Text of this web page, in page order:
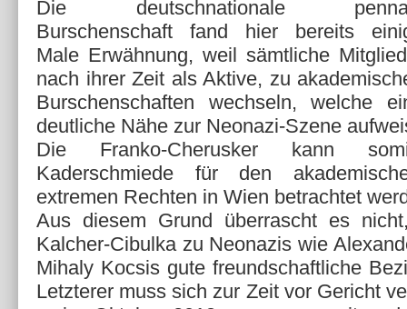
Die deutschnationale
Burschenschaft fand hier bereits
Male Erwähnung, weil sämtliche
nach ihrer Zeit als Aktive, zu
Burschenschaften wechseln, welche
deutliche Nähe zur Neonazi-Szene
Die Franko-Cherusker kann
Kaderschmiede für den
extremen Rechten in Wien betrachtet
Aus diesem Grund überrascht es
Kalcher-Cibulka zu Neonazis wie
Mihaly Kocsis gute freundschaftliche
Letzterer muss sich zur Zeit vor Gericht